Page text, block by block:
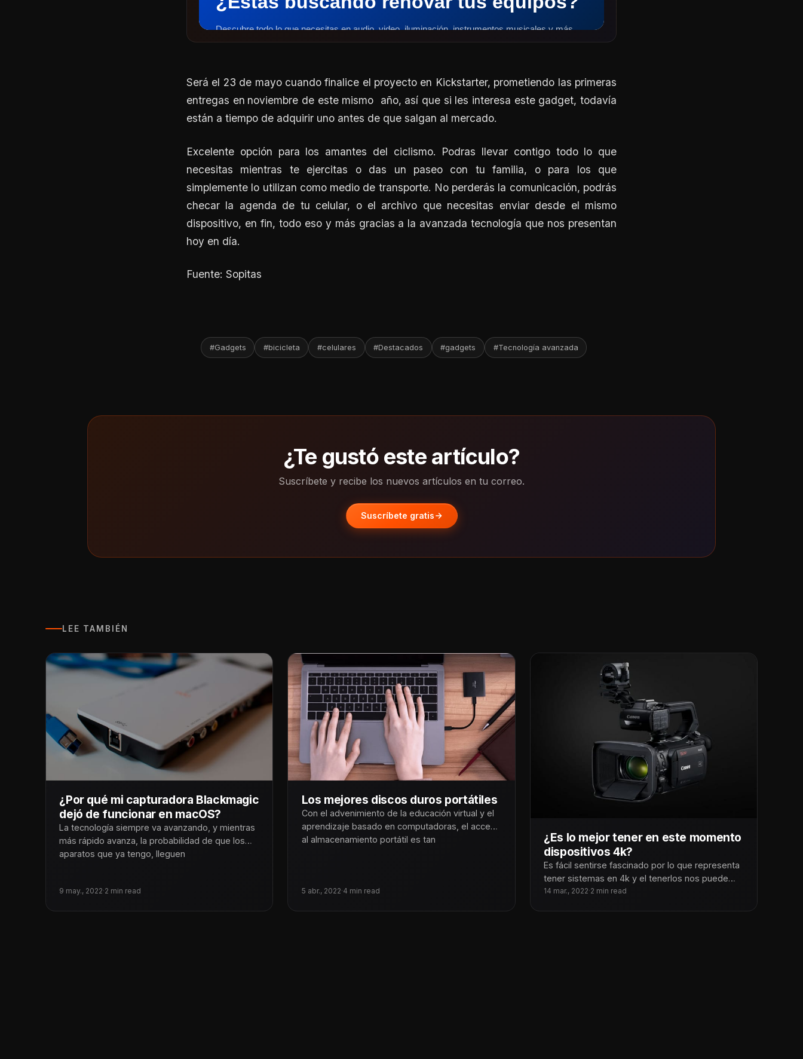
Será el 23 de mayo cuando finalice el proyecto en Kickstarter, prometiendo las primeras
entregas en noviembre de este mismo año, así que si les interesa este gadget, todavía
están a tiempo de adquirir uno antes de que salgan al mercado.
Excelente opción para los amantes del ciclismo. Podras llevar contigo todo lo que
necesitas mientras te ejercitas o das un paseo con tu familia, o para los que
simplemente lo utilizan como medio de transporte. No perderás la comunicación, podrás
checar la agenda de tu celular, o el archivo que necesitas enviar desde el mismo
dispositivo, en fin, todo eso y más gracias a la avanzada tecnología que nos presentan
hoy en día.
Fuente: Sopitas
#Gadgets #bicicleta #celulares #Destacados #gadgets #Tecnología avanzada
¿Te gustó este artículo?
Suscríbete y recibe los nuevos artículos en tu correo.
Suscríbete gratis
LEE TAMBIÉN
¿Por qué mi capturadora Blackmagic
dejó de funcionar en macOS?
La tecnología siempre va avanzando, y mientras
más rápido avanza, la probabilidad de que los
aparatos que ya tengo, lleguen
9 may., 2022·2 min read
Los mejores discos duros portátiles
Con el advenimiento de la educación virtual y el
aprendizaje basado en computadoras, el acceso
al almacenamiento portátil es tan
5 abr., 2022·4 min read
¿Es lo mejor tener en este momento
dispositivos 4k?
Es fácil sentirse fascinado por lo que representa
tener sistemas en 4k y el tenerlos nos puede
hacer sentir preparados
14 mar., 2022·2 min read